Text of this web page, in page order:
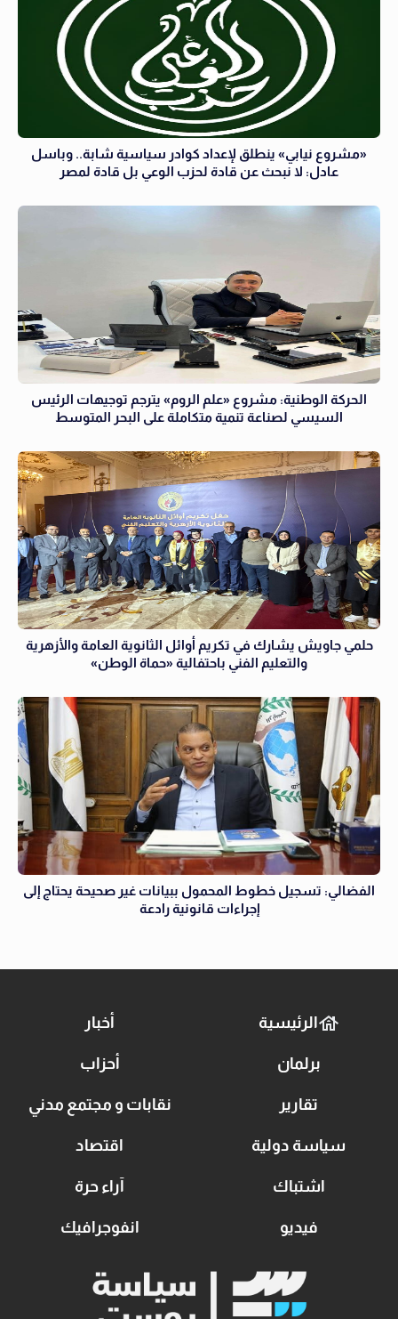
«مشروع نيابي» ينطلق لإعداد كوادر سياسية شابة.. وباسل
عادل: لا نبحث عن قادة لحزب الوعي بل قادة لمصر
الحركة الوطنية: مشروع «علم الروم» يترجم توجيهات الرئيس
السيسي لصناعة تنمية متكاملة على البحر المتوسط
حلمي جاويش يشارك في تكريم أوائل الثانوية العامة والأزهرية
والتعليم الفني باحتفالية «حماة الوطن»
الفضالي: تسجيل خطوط المحمول ببيانات غير صحيحة يحتاج إلى
إجراءات قانونية رادعة
الرئيسية أخبار
برلمان أحزاب
تقارير نقابات و مجتمع مدني
سياسة دولية اقتصاد
اشتباك آراء حرة
فيديو انفوجرافيك